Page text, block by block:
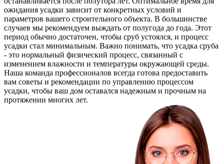
ожидания усадки зависит от конкретных условий и
параметров вашего строительного объекта. В большинстве
случаев мы рекомендуем выждать от полугода до года. Этот
период обычно достаточен, чтобы сруб устоялся, и процесс
усадки стал минимальным. Важно понимать, что усадка сруба
- это нормальный физический процесс, связанный с
изменением влажности и температуры окружающей среды.
Наша команда профессионалов всегда готова предоставить
вам советы и рекомендации по управлению процессом
усадки, чтобы ваш дом оставался надежным и прочным на
протяжении многих лет.